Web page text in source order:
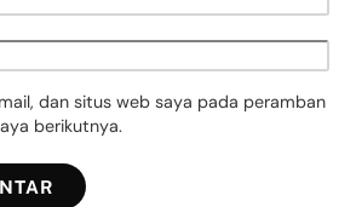
dan situs web saya pada peramban
berikutnya.